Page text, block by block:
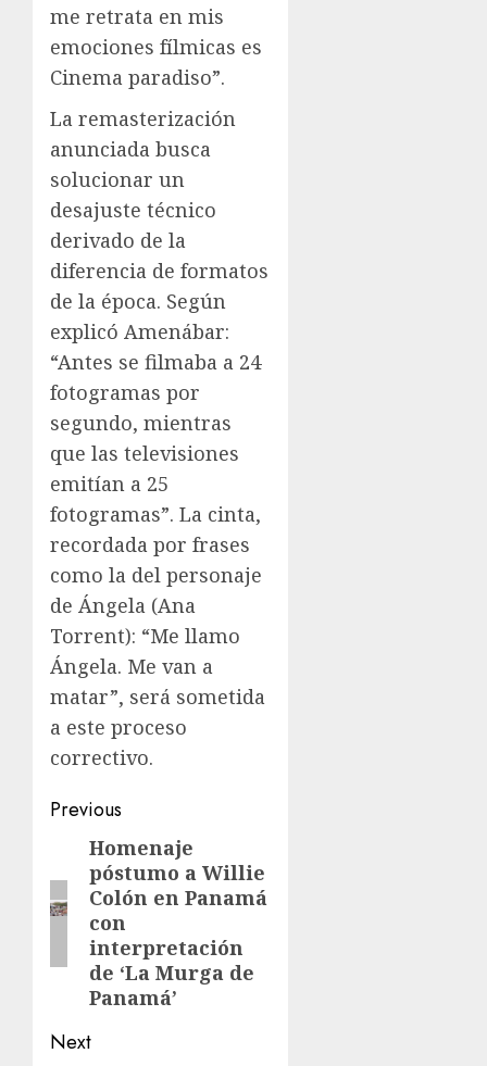
me retrata en mis
emociones fílmicas es
Cinema paradiso”.
La remasterización
anunciada busca
solucionar un
desajuste técnico
derivado de la
diferencia de formatos
de la época. Según
explicó Amenábar:
“Antes se filmaba a 24
fotogramas por
segundo, mientras
que las televisiones
emitían a 25
fotogramas”. La cinta,
recordada por frases
como la del personaje
de Ángela (Ana
Torrent): “Me llamo
Ángela. Me van a
matar”, será sometida
a este proceso
correctivo.
Previous
Homenaje
póstumo a Willie
Colón en Panamá
con
interpretación
de ‘La Murga de
Panamá’
Next